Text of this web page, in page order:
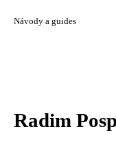
Návody a guides
Radim